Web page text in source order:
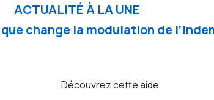
ACTUALITÉ À LA UNE
change la modulation de
Découvrez cette aide